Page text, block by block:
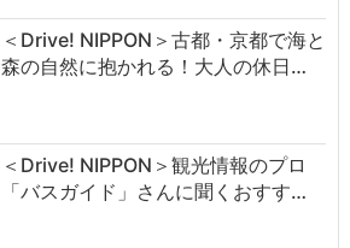
＜Drive! NIPPON＞古都・京都で海と
森の自然に抱かれる！大人の休日…
＜Drive! NIPPON＞観光情報のプロ
「バスガイド」さんに聞くおすす…